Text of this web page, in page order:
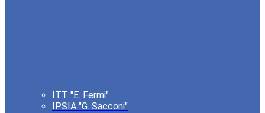
ITT "E. Fermi"
IPSIA "G. Sacconi"